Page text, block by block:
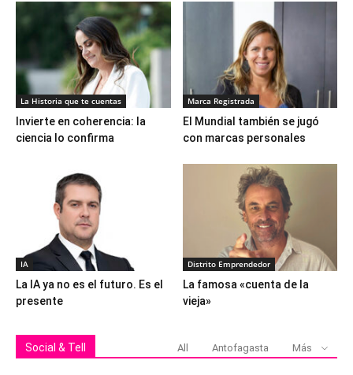
La Historia que te cuentas
Invierte en coherencia: la
ciencia lo confirma
Marca Registrada
El Mundial también se jugó
con marcas personales
IA
La IA ya no es el futuro. Es el
presente
Distrito Emprendedor
La famosa «cuenta de la
vieja»
Social & Tell All Antofagasta Más